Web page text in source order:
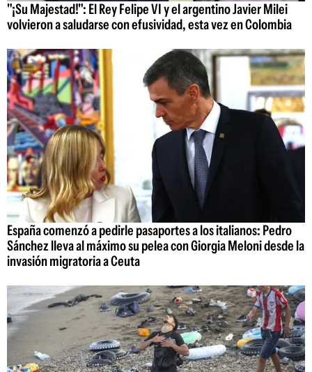
"¡Su Majestad!": El Rey Felipe VI y el argentino Javier Milei
volvieron a saludarse con efusividad, esta vez en Colombia
España comenzó a pedirle pasaportes a los italianos: Pedro
Sánchez lleva al máximo su pelea con Giorgia Meloni desde la
invasión migratoria a Ceuta